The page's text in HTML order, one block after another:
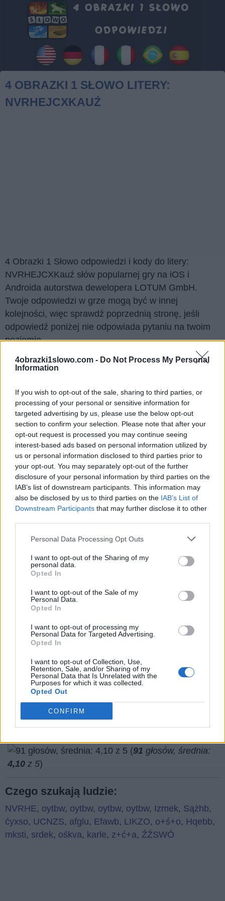
4obrazki1slowo.com - Do Not Process My Personal
Information
If you wish to opt-out of the sale, sharing to third parties, or
processing of your personal or sensitive information for
targeted advertising by us, please use the below opt-out
section to confirm your selection. Please note that after your
opt-out request is processed you may continue seeing
interest-based ads based on personal information utilized by
us or personal information disclosed to third parties prior to
your opt-out. You may separately opt-out of the further
disclosure of your personal information by third parties on the
IAB’s list of downstream participants. This information may
also be disclosed by us to third parties on the IAB’s List of
Downstream Participants that may further disclose it to other
Personal Data Processing Opt Outs
I want to opt-out of the Sharing of my
personal data.
Opted In
I want to opt-out of the Sale of my
Personal Data.
Opted In
I want to opt-out of processing my
Personal Data for Targeted Advertising.
Opted In
I want to opt-out of Collection, Use,
Retention, Sale, and/or Sharing of my
Personal Data that Is Unrelated with the
Purposes for which it was collected.
Opted Out
CONFIRM
4 OBRAZKI 1 SŁOWO LITERY:
NVRHEJCXKAUŹ
4 Obrazki 1 Słowo odpowiedzi i kody do litery:
NVRHEJCXKauź słów popularnej gry na iOS i
Androida autorstwa dewelopera LOTUM GmbH.
Twoje odpowiedzi w grze mogą być w innej
kolejności, więc sprawdź poprzednią stronę, jeśli
odpowiedź poniżej nie odpowiada pytaniu na twoim
poziomie.
Znaleźliśmy 4 łamigłówek.
wszystkie litery:
Wyszukaj
według
liter,
wprowadź
wszystkie
litery:
Szukaj
Kliknij na zdjęcie, aby zobaczyć odpowiedź.
Co sądzisz o naszej stronie?
(91 głosów, średnia:
4,10 z 5)
Czego szukają ludzie:
NVRHE, oytbw, oytbw, oytbw, oytbw, Izmek, Sążhb,
ćyxso, UCNZS, afglu, Efawb, LIKZO, o+ś+o, Hqebb,
mksti, srdek, ośkva, karle, z+ć+a, ŹŹSWÓ